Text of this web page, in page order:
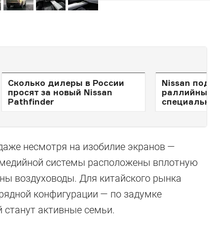
Сколько дилеры в России
просят за новый Nissan
Pathfinder
Nissan
несмотря на изобилие экранов —
системы расположены вплотную
воздуховоды. Для китайского рынка
конфигурации — по задумке
станут активные семьи.